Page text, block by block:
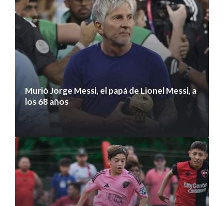
Murió Jorge Messi, el papá de Lionel Messi, a
los 68 años